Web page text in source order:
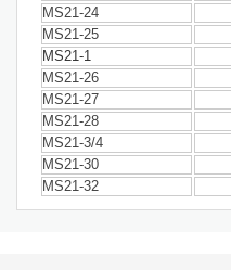
MS21-24
MS21-25
MS21-1
MS21-26
MS21-27
MS21-28
MS21-3/4
MS21-30
MS21-32